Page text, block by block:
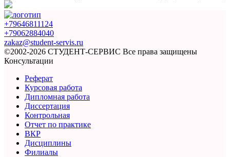
+79646811124
+79062884040
zakaz@student-servis.ru
©2002-2026 СТУДЕНТ-СЕРВИС Все права защищены
Консультации
Реферат
Курсовая работа
Дипломная работа
Диссертация
Контрольная
Отчет по практике
ВКР
Дисциплины
Филиалы